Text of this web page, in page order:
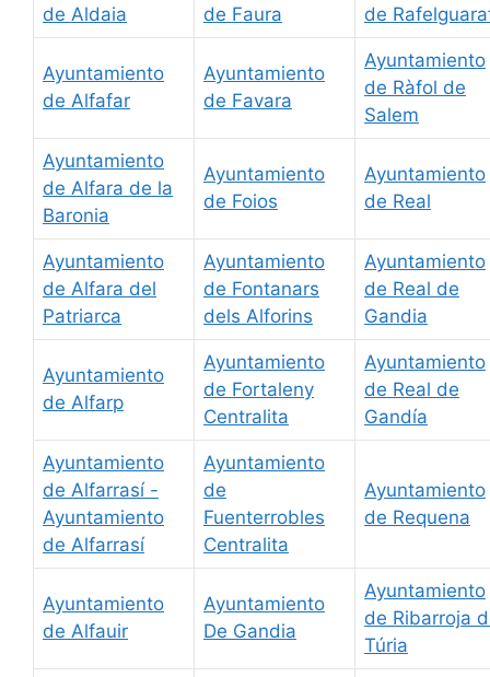
de Aldaia de Faura de
Ayuntamiento
de Alfafar
Ayuntamiento
de Favara
Ayuntamiento
de Ràfol de
Salem
Ayuntamiento
de Alfara de la
Baronia
Ayuntamiento
de Foios
Ayuntamiento
de Real
Ayuntamiento
de Alfara del
Patriarca
Ayuntamiento
de Fontanars
dels Alforins
Ayuntamiento
de Real de
Gandia
Ayuntamiento
de Alfarp
Ayuntamiento
de Fortaleny
Centralita
Ayuntamiento
de Real de
Gandía
Ayuntamiento
de Alfarrasí -
Ayuntamiento
de Alfarrasí
Ayuntamiento
de
Fuenterrobles
Centralita
Ayuntamiento
de Requena
Ayuntamiento
de Alfauir
Ayuntamiento
De Gandia
Ayuntamiento
de Ribarroja
Túria